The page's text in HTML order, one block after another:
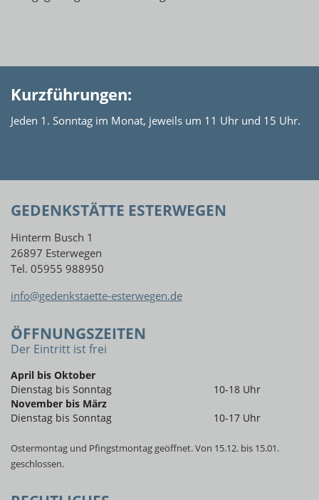
Kurzführungen:
Jeden 1. Sonntag im Monat, jeweils um 11 Uhr und 15 Uhr.
GEDENKSTÄTTE ESTERWEGEN
Hinterm Busch 1
26897 Esterwegen
Tel. 05955 988950
info@gedenkstaette-esterwegen.de
ÖFFNUNGSZEITEN
Der Eintritt ist frei
April bis Oktober
Dienstag bis Sonntag
10-18 Uhr
November bis März
Dienstag bis Sonntag
10-17 Uhr
Ostermontag und Pfingstmontag geöffnet. Von 15.12. bis 15.01.
geschlossen.